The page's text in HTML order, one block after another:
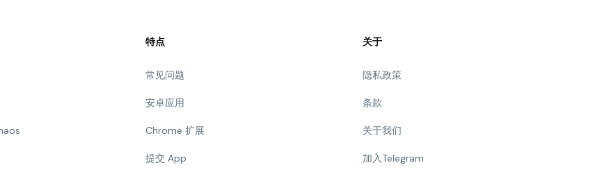
特点
常见问题
安卓应用
Chrome 扩展
提交 App
关于
隐私政策
条款
关于我们
加入Telegram